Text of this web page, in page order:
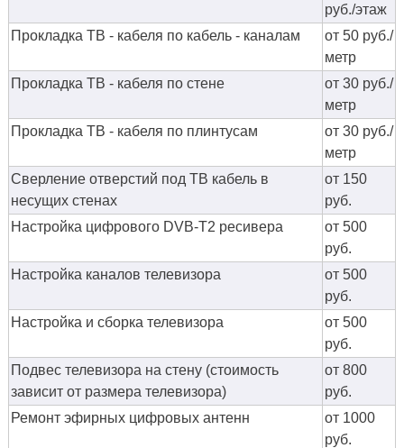
руб./этаж
Прокладка ТВ - кабеля по кабель - каналам
от 50 руб./
метр
Прокладка ТВ - кабеля по стене
от 30 руб./
метр
Прокладка ТВ - кабеля по плинтусам
от 30 руб./
метр
Сверление отверстий под ТВ кабель в
несущих стенах
от 150
руб.
Настройка цифрового DVB-T2 ресивера
от 500
руб.
Настройка каналов телевизора
от 500
руб.
Настройка и сборка телевизора
от 500
руб.
Подвес телевизора на стену (стоимость
зависит от размера телевизора)
от 800
руб.
Ремонт эфирных цифровых антенн
от 1000
руб.